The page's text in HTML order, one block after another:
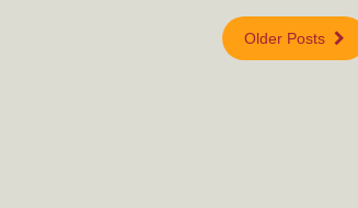
Older Posts